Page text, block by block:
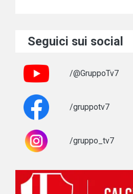
Seguici sui social
/@GruppoTv7
/gruppotv7
/gruppo_tv7